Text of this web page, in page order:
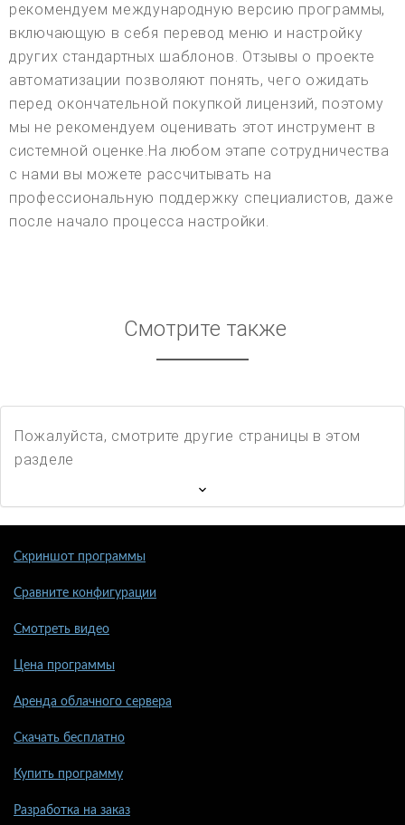
рекомендуем международную версию программы,
включающую в себя перевод меню и настройку
других стандартных шаблонов. Отзывы о проекте
автоматизации позволяют понять, чего ожидать
перед окончательной покупкой лицензий, поэтому
мы не рекомендуем оценивать этот инструмент в
системной оценке.На любом этапе сотрудничества
с нами вы можете рассчитывать на
профессиональную поддержку специалистов, даже
после начало процесса настройки.
Смотрите также
Пожалуйста, смотрите другие страницы в этом
разделе
Скриншот программы
Сравните конфигурации
Смотреть видео
Цена программы
Аренда облачного сервера
Скачать бесплатно
Купить программу
Разработка на заказ